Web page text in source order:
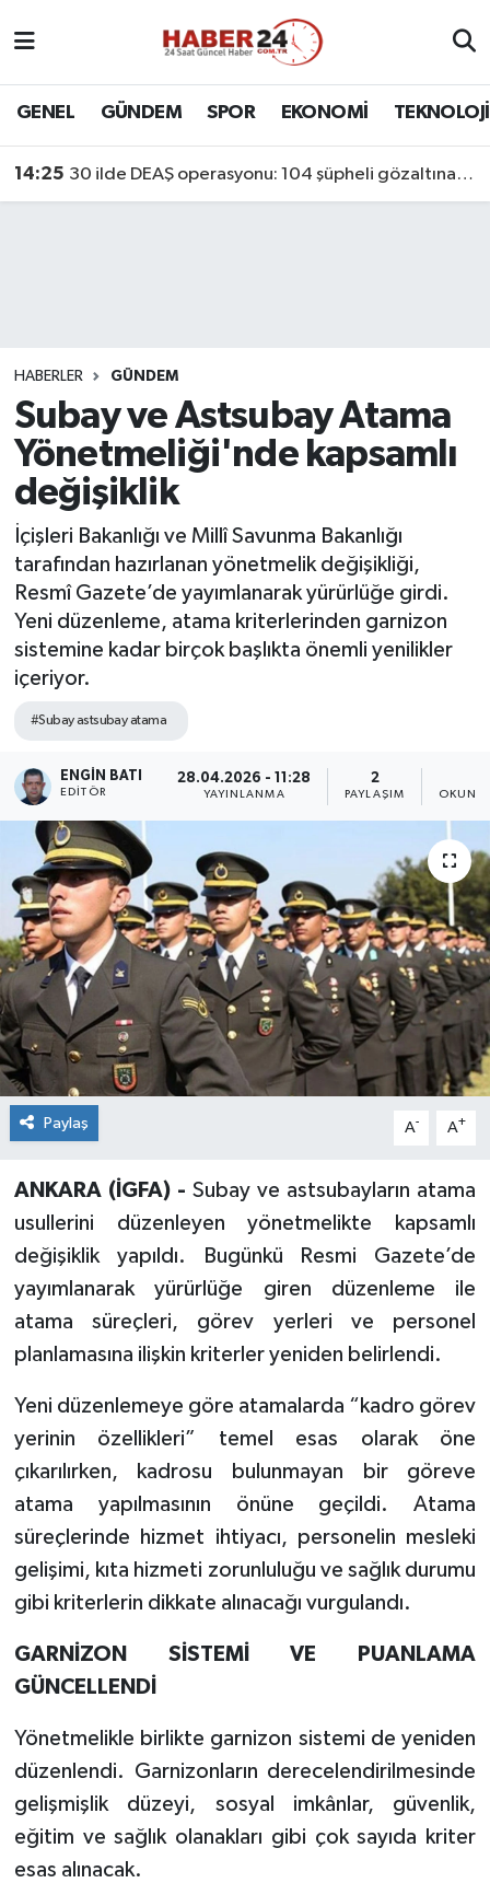
GENEL GÜNDEM SPOR EKONOMİ TEKNOLOJİ
14:25 30 ilde DEAŞ operasyonu: 104 şüpheli gözaltına alındı
HABERLER GÜNDEM
Subay ve Astsubay Atama
Yönetmeliği'nde kapsamlı
değişiklik
İçişleri Bakanlığı ve Millî Savunma Bakanlığı
tarafından hazırlanan yönetmelik değişikliği,
Resmî Gazete’de yayımlanarak yürürlüğe girdi.
Yeni düzenleme, atama kriterlerinden garnizon
sistemine kadar birçok başlıkta önemli yenilikler
içeriyor.
#Subay astsubay atama
ENGIN BATI
EDITÖR
28.04.2026 - 11:28
YAYINLANMA
2
PAYLAŞIM
Paylaş A- A+
ANKARA (İGFA) - Subay ve astsubayların atama
usullerini düzenleyen yönetmelikte kapsamlı
değişiklik yapıldı. Bugünkü Resmi Gazete’de
yayımlanarak yürürlüğe giren düzenleme ile
atama süreçleri, görev yerleri ve personel
planlamasına ilişkin kriterler yeniden belirlendi.
Yeni düzenlemeye göre atamalarda “kadro görev
yerinin özellikleri” temel esas olarak öne
çıkarılırken, kadrosu bulunmayan bir göreve
atama yapılmasının önüne geçildi. Atama
süreçlerinde hizmet ihtiyacı, personelin mesleki
gelişimi, kıta hizmeti zorunluluğu ve sağlık durumu
gibi kriterlerin dikkate alınacağı vurgulandı.
GARNİZON SİSTEMİ VE PUANLAMA
GÜNCELLENDİ
Yönetmelikle birlikte garnizon sistemi de yeniden
düzenlendi. Garnizonların derecelendirilmesinde
gelişmişlik düzeyi, sosyal imkânlar, güvenlik,
eğitim ve sağlık olanakları gibi çok sayıda kriter
esas alınacak.
Nöbetçi Eczaneler
Son Dakika Haberleri
Haber Arşivi